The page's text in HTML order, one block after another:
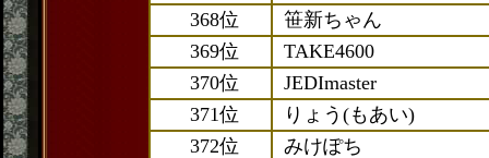
368位
笹新ちゃん
369位
TAKE4600
370位
JEDImaster
371位
りょう(もあい)
372位
みけぽち